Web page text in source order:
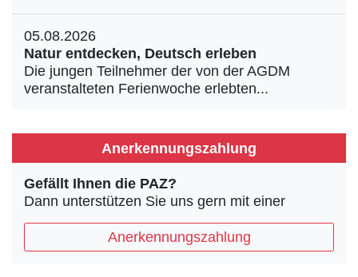
05.08.2026
Natur entdecken, Deutsch erleben
Die jungen Teilnehmer der von der AGDM
veranstalteten Ferienwoche erlebten...
Anerkennungszahlung
Gefällt Ihnen die PAZ?
Dann unterstützen Sie uns gern mit einer
Anerkennungszahlung